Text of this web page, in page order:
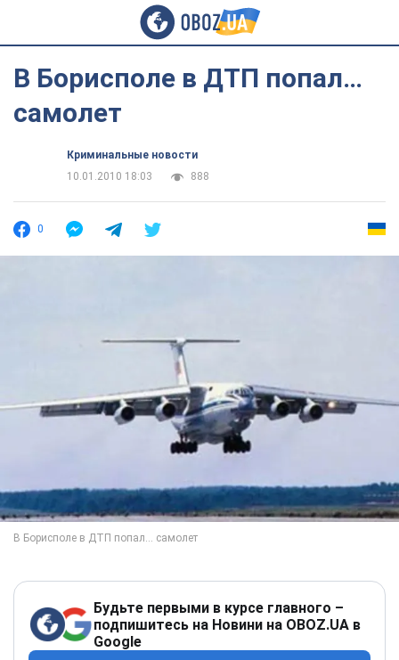
В Борисполе в ДТП попал…
самолет
Криминальные новости
10.01.2010 18:03
888
0
Будьте первыми в курсе главного –
подпишитесь на Новини на OBOZ.UA в
Google